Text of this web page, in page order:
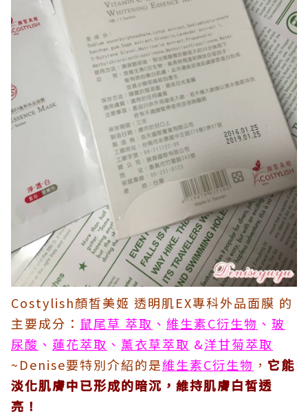
Costylish顏皙美姬 透明肌EX專科外品面膜 的
主要成分： 鼠尾草 萃取 、 維生素C衍生物 、 玻
尿酸 、 蓮花萃取 、 薰衣草萃取 &洋甘菊萃取
~Denise要特別介紹的是維生素C衍生物 ， 它能
淡化肌膚中已形成的暗沉，維持肌膚白皙透
亮！